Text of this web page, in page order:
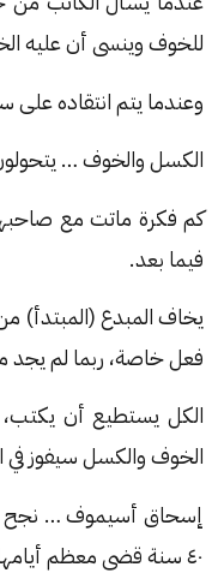
للخوف وينسى أن عليه
وعندما يتم انتقاده على
الكسل والخوف … يتحولون
كم فكرة ماتت مع
فيما بعد.
يخاف المبدع (المبتدأ)
فعل خاصة، ربما لم يجد
الكل يستطيع أن
الخوف والكسل سيفوز في
إسحاق أسيموف … نجح
٤٠ سنة قضى معظم